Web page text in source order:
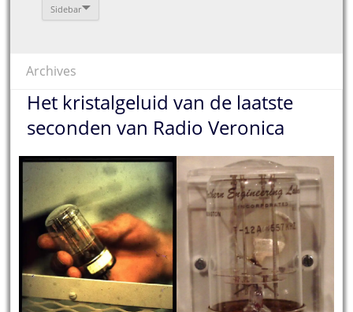
Sidebar
Archives
Het kristalgeluid van de laatste
seconden van Radio Veronica